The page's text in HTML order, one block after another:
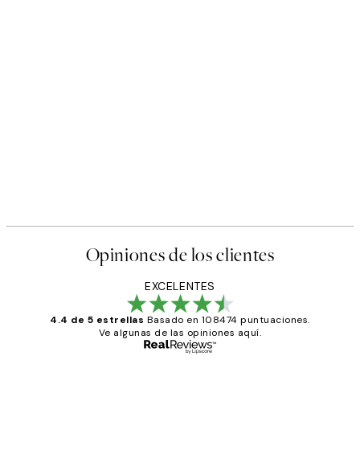
Opiniones de los clientes
EXCELENTES
4.4 de 5 estrellas Basado en 108474 puntuaciones.
Ve algunas de las opiniones aquí.